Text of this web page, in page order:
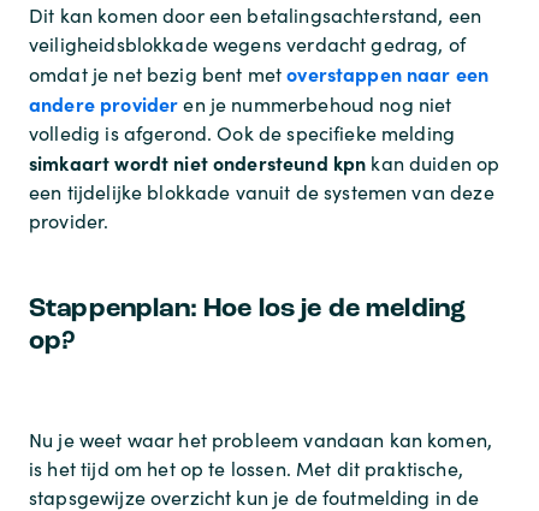
Dit kan komen door een betalingsachterstand, een
veiligheidsblokkade wegens verdacht gedrag, of
omdat je net bezig bent metoverstappen naar een
andere provideren je nummerbehoud nog niet
volledig is afgerond. Ook de specifieke melding
simkaart wordt niet ondersteund kpn kan duiden op
een tijdelijke blokkade vanuit de systemen van deze
provider.
Stappenplan: Hoe los je de melding
op?
Nu je weet waar het probleem vandaan kan komen,
is het tijd om het op te lossen. Met dit praktische,
stapsgewijze overzicht kun je de foutmelding in de